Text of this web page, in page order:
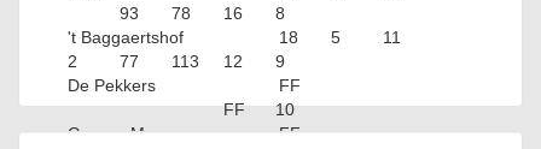
93
78 16
8
't Baggaertshof
18 5
11
2
77 113 12
9
De Pekkers
FF
FF
10
Garage Maes
FF